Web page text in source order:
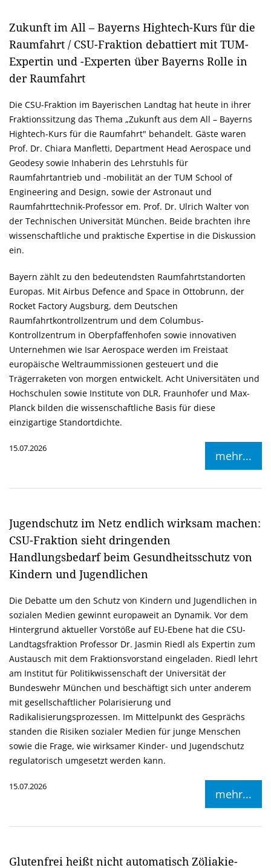
Zukunft im All – Bayerns Hightech-Kurs für die
Raumfahrt / CSU-Fraktion debattiert mit TUM-
Expertin und -Experten über Bayerns Rolle in
der Raumfahrt
Die CSU-Fraktion im Bayerischen Landtag hat heute in ihrer
Fraktionssitzung das Thema „Zukunft aus dem All – Bayerns
Hightech-Kurs für die Raumfahrt" behandelt. Gäste waren
Prof. Dr. Chiara Manfletti, Department Head Aerospace und
Geodesy sowie Inhaberin des Lehrstuhls für
Raumfahrtantrieb und -mobilität an der TUM School of
Engineering and Design, sowie der Astronaut und
Raumfahrttechnik-Professor em. Prof. Dr. Ulrich Walter von
der Technischen Universität München. Beide brachten ihre
wissenschaftliche und praktische Expertise in die Diskussion
ein.
Bayern zählt zu den bedeutendsten Raumfahrtstandorten
Europas. Mit Airbus Defence and Space in Ottobrunn, der
Rocket Factory Augsburg, dem Deutschen
Raumfahrtkontrollzentrum und dem Columbus-
Kontrollzentrum in Oberpfaffenhofen sowie innovativen
Unternehmen wie Isar Aerospace werden im Freistaat
europäische Weltraummissionen gesteuert und die
Trägerraketen von morgen entwickelt. Acht Universitäten und
Hochschulen sowie Institute von DLR, Fraunhofer und Max-
Planck bilden die wissenschaftliche Basis für diese
einzigartige Standortdichte.
15.07.2026
mehr...
Jugendschutz im Netz endlich wirksam machen:
CSU-Fraktion sieht dringenden
Handlungsbedarf beim Gesundheitsschutz von
Kindern und Jugendlichen
Die Debatte um den Schutz von Kindern und Jugendlichen in
sozialen Medien gewinnt europaweit an Dynamik. Vor dem
Hintergrund aktueller Vorstöße auf EU-Ebene hat die CSU-
Landtagsfraktion Professor Dr. Jasmin Riedl als Expertin zum
Austausch mit dem Fraktionsvorstand eingeladen. Riedl lehrt
am Institut für Politikwissenschaft der Universität der
Bundeswehr München und beschäftigt sich unter anderem
mit gesellschaftlicher Polarisierung und
Radikalisierungsprozessen. Im Mittelpunkt des Gesprächs
standen die Risiken sozialer Medien für junge Menschen
sowie die Frage, wie wirksamer Kinder- und Jugendschutz
regulatorisch umgesetzt werden kann.
15.07.2026
mehr...
Glutenfrei heißt nicht automatisch Zöliakie-